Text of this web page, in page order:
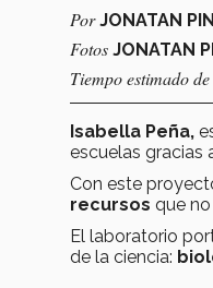
PorJONATAN
Fotos JONATAN
Tiempo estimado
Isabella Peña,
escuelas gracias
Con este
recursos que
El laboratorio
de la ciencia: